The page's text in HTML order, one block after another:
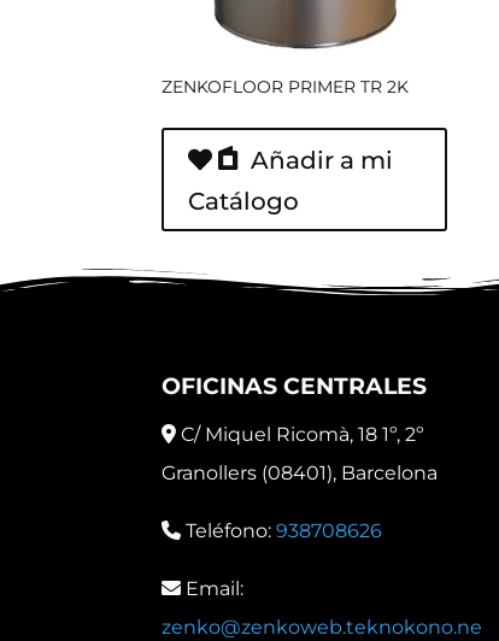
ZENKOFLOOR PRIMER TR 2K
Añadir a mi
Catálogo
OFICINAS CENTRALES
C/ Miquel Ricomà, 18 1º, 2º
Granollers (08401), Barcelona
Teléfono: 938708626
Email:
zenko@zenkoweb.teknokono.ne